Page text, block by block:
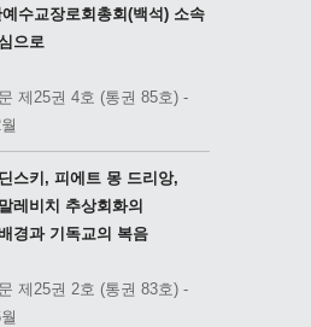
수교장로회총회(백석) 소속
으로
제25권 4호 (통권 85호) -
스키, 피에트 몽 드리앙,
레비치 추상회화의
경과 기독교의 복음
제25권 2호 (통권 83호) -